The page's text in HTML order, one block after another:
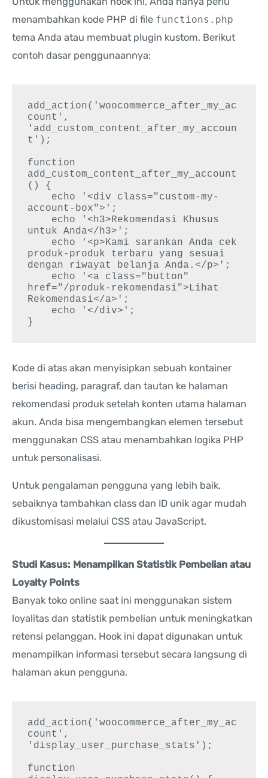
menambahkan kode PHP di file functions.php
tema Anda atau membuat plugin kustom. Berikut
contoh dasar penggunaannya:
add_action('woocommerce_after_my_ac
count',
'add_custom_content_after_my_accoun
t');
function
add_custom_content_after_my_account
() {
account-box">';
untuk Anda</h3>';
produk-produk terbaru yang sesuai
dengan riwayat belanja Anda.</p>';
href="/produk-rekomendasi">Lihat
Rekomendasi</a>';
Kode di atas akan menyisipkan sebuah kontainer
berisi heading, paragraf, dan tautan ke halaman
rekomendasi produk setelah konten utama halaman
akun. Anda bisa mengembangkan elemen tersebut
menggunakan CSS atau menambahkan logika PHP
untuk personalisasi.
Untuk pengalaman pengguna yang lebih baik,
sebaiknya tambahkan class dan ID unik agar mudah
dikustomisasi melalui CSS atau JavaScript.
Studi Kasus: Menampilkan Statistik Pembelian atau
Loyalty Points
Banyak toko online saat ini menggunakan sistem
loyalitas dan statistik pembelian untuk meningkatkan
retensi pelanggan. Hook ini dapat digunakan untuk
menampilkan informasi tersebut secara langsung di
halaman akun pengguna.
add_action('woocommerce_after_my_ac
count',
'display_user_purchase_stats');
function